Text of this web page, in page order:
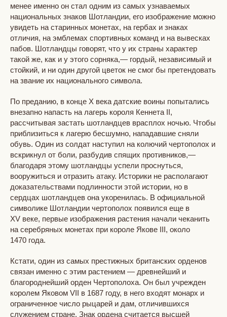
менее именно он стал одним из самых узнаваемых
национальных знаков Шотландии, его изображение можно
увидеть на старинных монетах, на гербах и знаках
отличия, на эмблемах спортивных команд и на вывесках
пабов. Шотландцы говорят, что у их страны характер
такой же, как и у этого сорняка,— гордый, независимый и
стойкий, и ни один другой цветок не смог бы претендовать
на звание их национального символа.
По преданию, в конце X века датские воины попытались
внезапно напасть на лагерь короля Кеннета II,
рассчитывая застать шотландцев врасплох ночью. Чтобы
приблизиться к лагерю бесшумно, нападавшие сняли
обувь. Один из солдат наступил на колючий чертополох и
вскрикнул от боли, разбудив спящих противников,—
благодаря этому шотландцы успели проснуться,
вооружиться и отразить атаку. Историки не располагают
доказательствами подлинности этой истории, но в
сердцах шотландцев она укоренилась. В официальной
символике Шотландии чертополох появился еще в
XV веке, первые изображения растения начали чеканить
на серебряных монетах при короле Якове III, около
1470 года.
Кстати, один из самых престижных британских орденов
связан именно с этим растением — древнейший и
благороднейший орден Чертополоха. Он был учрежден
королем Яковом VII в 1687 году, в него входят монарх и
ограниченное число рыцарей и дам, отличившихся
служением стране. Знак ордена считается высшей